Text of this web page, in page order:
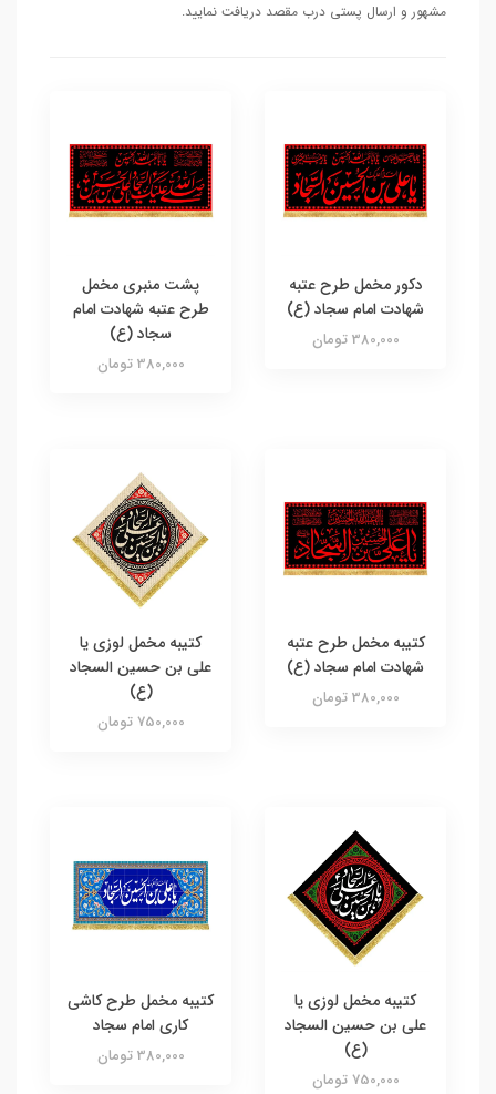
مشهور و ارسال پستی درب مقصد دریافت نمایید.
دکور مخمل طرح عتبه
شهادت امام سجاد (ع)
380,000 تومان
پشت منبری مخمل
طرح عتبه شهادت امام
سجاد (ع)
380,000 تومان
کتیبه مخمل طرح عتبه
شهادت امام سجاد (ع)
380,000 تومان
کتیبه مخمل لوزی یا
علی بن حسین السجاد
(ع)
750,000 تومان
کتیبه مخمل لوزی یا
علی بن حسین السجاد
(ع)
750,000 تومان
کتیبه مخمل طرح کاشی
کاری امام سجاد
380,000 تومان